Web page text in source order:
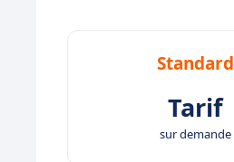
Standard
Tarif
sur demande